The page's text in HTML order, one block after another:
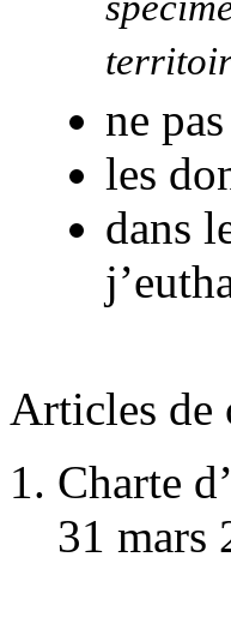
ne
les
dans
Articles de
Charte
31 mars